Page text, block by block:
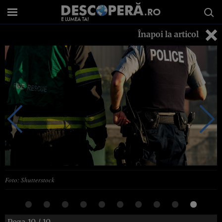
Înapoi la articol
Foto: Shutterstock